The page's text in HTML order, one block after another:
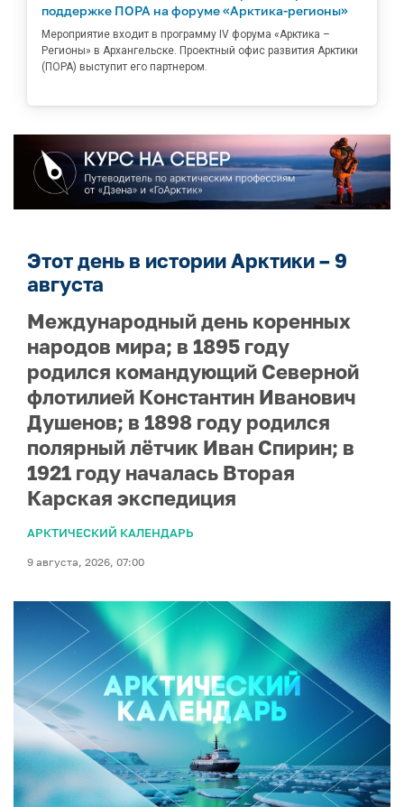
поддержке ПОРА на форуме «Арктика-регионы»
Мероприятие входит в программу IV форума «Арктика –
Регионы» в Архангельске. Проектный офис развития Арктики
(ПОРА) выступит его партнером.
Этот день в истории Арктики – 9
августа
Международный день коренных
народов мира; в 1895 году
родился командующий Северной
флотилией Константин Иванович
Душенов; в 1898 году родился
полярный лётчик Иван Спирин; в
1921 году началась Вторая
Карская экспедиция
АРКТИЧЕСКИЙ КАЛЕНДАРЬ
9 августа, 2026, 07:00